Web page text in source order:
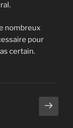
nombreux
pour
certain.
Page